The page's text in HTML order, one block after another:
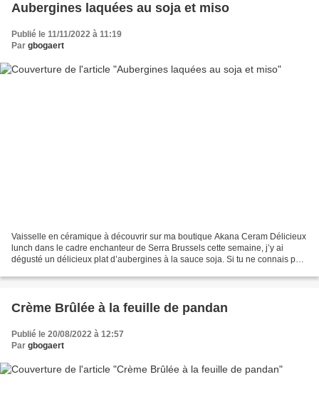
Aubergines laquées au soja et miso
Publié le 11/11/2022 à 11:19
Par gbogaert
Vaisselle en céramique à découvrir sur ma boutique Akana Ceram Délicieux
lunch dans le cadre enchanteur de Serra Brussels cette semaine, j’y ai
dégusté un délicieux plat d’aubergines à la sauce soja. Si tu ne connais pas
Crème Brûlée à la feuille de pandan
Publié le 20/08/2022 à 12:57
Par gbogaert